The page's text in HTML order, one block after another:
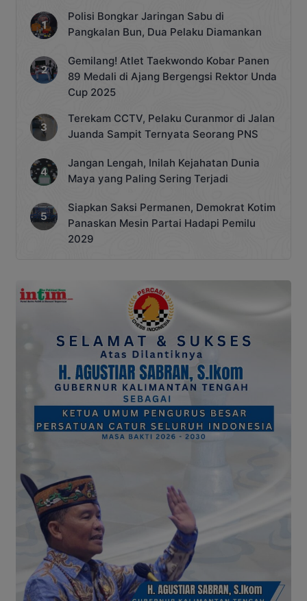
Polisi Bongkar Jaringan Sabu di
Pangkalan Bun, Dua Pelaku Diamankan
Gemilang! Atlet Taekwondo Kobar Panen
89 Medali di Ajang Bergengsi Rektor Unda
Cup 2025
Terekam CCTV, Pelaku Curanmor di Jalan
Juanda Sampit Ternyata Seorang PNS
Jangan Lengah, Inilah Kejahatan Dunia
Maya yang Paling Sering Terjadi
Siapkan Saksi Permanen, Demokrat Kotim
Panaskan Mesin Partai Hadapi Pemilu
2029